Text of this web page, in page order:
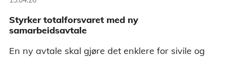
Styrker totalforsvaret med ny
samarbeidsavtale
En ny avtale skal gjøre det enklere for sivile og